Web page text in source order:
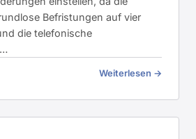
Befristungen auf vier
die telefonische
Weiterlesen →